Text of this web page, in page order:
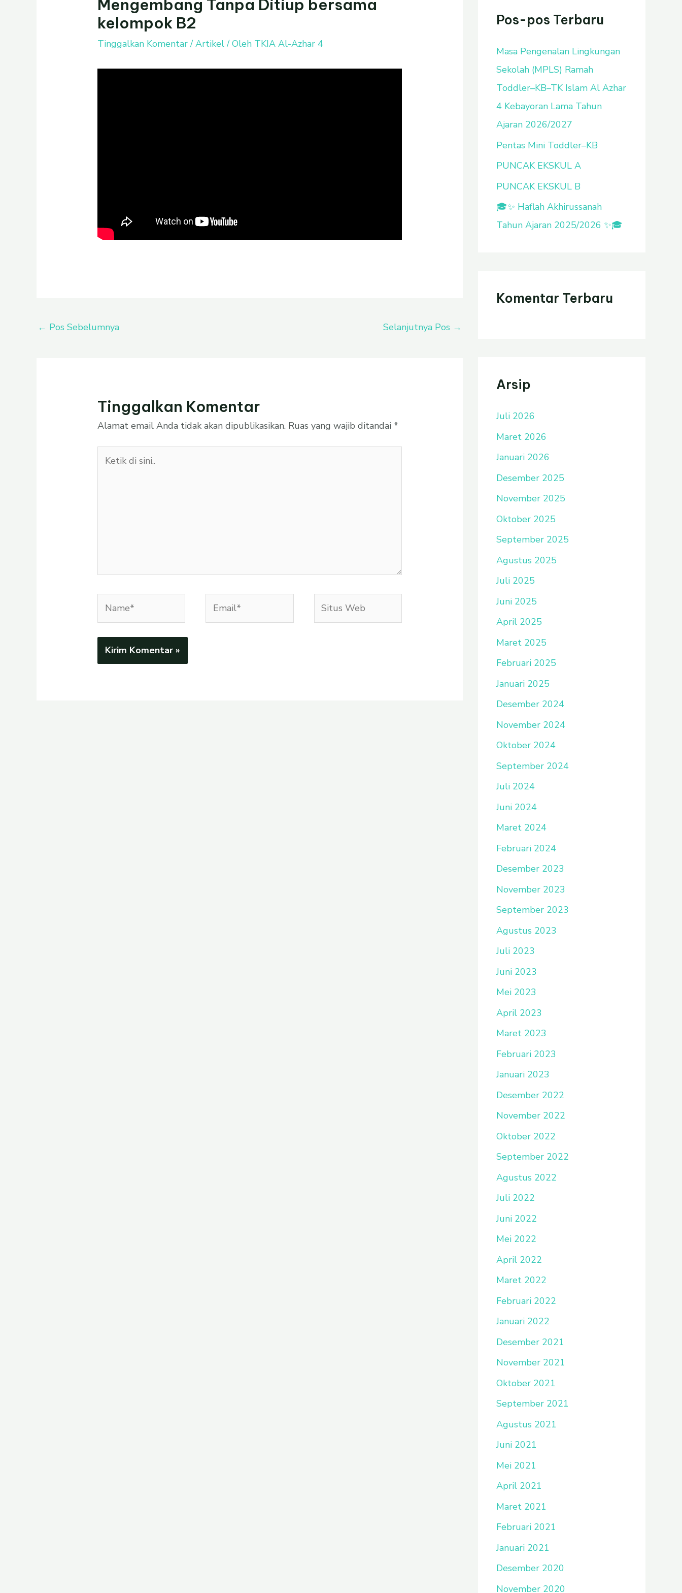
Mengembang Tanpa Ditiup bersama
kelompok B2
Tinggalkan Komentar /Artikel/ Oleh TKIA Al-Azhar 4
← Pos Sebelumnya Selanjutnya Pos →
Tinggalkan Komentar
Alamat email Anda tidak akan dipublikasikan. Ruas yang wajib ditandai *
Web
u
t
u
k
:
Pos-pos Terbaru
Masa Pengenalan Lingkungan
Sekolah (MPLS) Ramah
Toddler–KB–TK Islam Al Azhar
4 Kebayoran Lama Tahun
Ajaran 2026/2027
Pentas Mini Toddler–KB
PUNCAK EKSKUL A
PUNCAK EKSKUL B
🎓✨ Haflah Akhirussanah
Tahun Ajaran 2025/2026 ✨🎓
Komentar Terbaru
Arsip
Juli 2026
Maret 2026
Januari 2026
Desember 2025
November 2025
Oktober 2025
September 2025
Agustus 2025
Juli 2025
Juni 2025
April 2025
Maret 2025
Februari 2025
Januari 2025
Desember 2024
November 2024
Oktober 2024
September 2024
Juli 2024
Juni 2024
Maret 2024
Februari 2024
Desember 2023
November 2023
September 2023
Agustus 2023
Juli 2023
Juni 2023
Mei 2023
April 2023
Maret 2023
Februari 2023
Januari 2023
Desember 2022
November 2022
Oktober 2022
September 2022
Agustus 2022
Juli 2022
Juni 2022
Mei 2022
April 2022
Maret 2022
Februari 2022
Januari 2022
Desember 2021
November 2021
Oktober 2021
September 2021
Agustus 2021
Juni 2021
Mei 2021
April 2021
Maret 2021
Februari 2021
Januari 2021
Desember 2020
November 2020